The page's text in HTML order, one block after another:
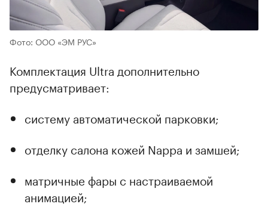
Фото: ООО «ЭМ РУС»
Комплектация Ultra дополнительно
предусматривает:
систему автоматической парковки;
отделку салона кожей Nappa и замшей;
матричные фары с настраиваемой
анимацией;